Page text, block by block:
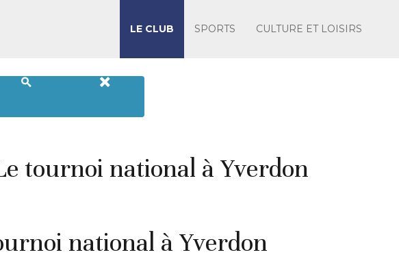
LE CLUB SPORTS CULTURE ET LOISIRS
tournoi national à Yverdon
national à Yverdon